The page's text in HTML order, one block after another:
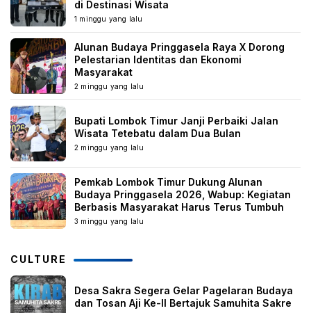
di Destinasi Wisata
1 minggu yang lalu
Alunan Budaya Pringgasela Raya X Dorong
Pelestarian Identitas dan Ekonomi
Masyarakat
2 minggu yang lalu
Bupati Lombok Timur Janji Perbaiki Jalan
Wisata Tetebatu dalam Dua Bulan
2 minggu yang lalu
Pemkab Lombok Timur Dukung Alunan
Budaya Pringgasela 2026, Wabup: Kegiatan
Berbasis Masyarakat Harus Terus Tumbuh
3 minggu yang lalu
CULTURE
Desa Sakra Segera Gelar Pagelaran Budaya
dan Tosan Aji Ke-II Bertajuk Samuhita Sakre